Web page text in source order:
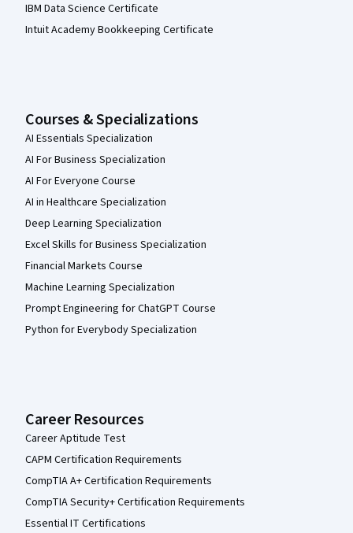
IBM Data Science Certificate
Intuit Academy Bookkeeping Certificate
Courses & Specializations
AI Essentials Specialization
AI For Business Specialization
AI For Everyone Course
AI in Healthcare Specialization
Deep Learning Specialization
Excel Skills for Business Specialization
Financial Markets Course
Machine Learning Specialization
Prompt Engineering for ChatGPT Course
Python for Everybody Specialization
Career Resources
Career Aptitude Test
CAPM Certification Requirements
CompTIA A+ Certification Requirements
CompTIA Security+ Certification Requirements
Essential IT Certifications